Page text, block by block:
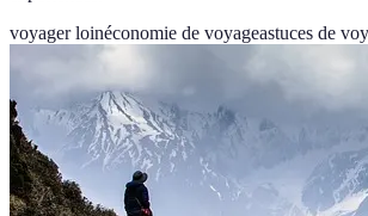
voyager loinéconomie de voyageastuces de